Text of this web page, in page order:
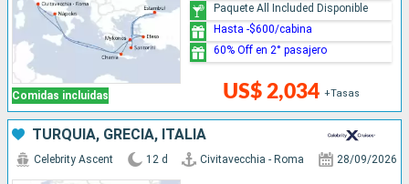
Comidas incluidas US$ 2,034 +Tasas
Paquete All Included Disponible
Hasta -$600/cabina
60% Off en 2° pasajero
TURQUÍA, GRECIA, ITALIA
Celebrity Ascent 12 d Civitavecchia - Roma 28/09/2026